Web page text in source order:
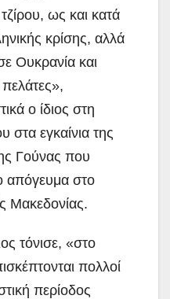
ως και κατά
κρίσης, αλλά
Ουκρανία και
ο ίδιος στη
στα εγκαίνια της
Γούνας που
απόγευμα στο
Μακεδονίας.
τόνισε, «στο
πολλοί
περίοδος